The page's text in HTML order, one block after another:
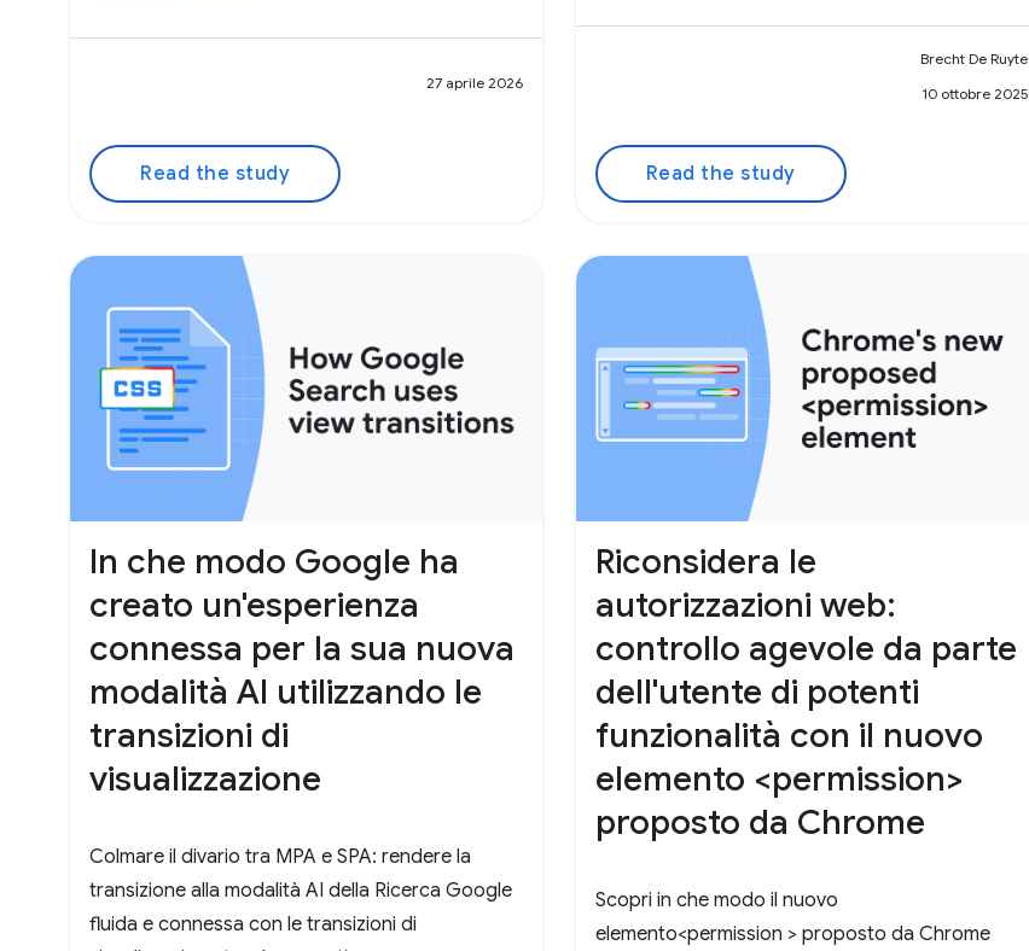
27 aprile 2026
Read the study
Brecht De Ruyte
10 ottobre 2025
Read the study
In che modo Google ha
creato un'esperienza
connessa per la sua nuova
modalità AI utilizzando le
transizioni di
visualizzazione
Colmare il divario tra MPA e SPA: rendere la
transizione alla modalità AI della Ricerca Google
fluida e connessa con le transizioni di
Riconsidera le
autorizzazioni web:
controllo agevole da parte
dell'utente di potenti
funzionalità con il nuovo
elemento <permission>
proposto da Chrome
Scopri in che modo il nuovo
elemento<permission > proposto da Chrome